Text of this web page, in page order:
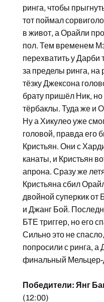
ринга, чтобы
тот поймал
в живот, а Орайли
пол. Тем временем
перехватить у Дарби
за пределы ринга, на
тёзку Джексона
брату пришёл Ник,
тёрбаклы. Туда же и
Ну а Хикулео уже
головой, правда его
Кристьян. Они с
канаты, и Кристьян
апрона. Сразу же
Кристьяна сбил
двойной суперкик от
и Джанг Бой.
БТЕ триггер, но его
Сильно это не
попросили с ринга, а
финальный Мельцер-
Победители: Янг
(12:00)